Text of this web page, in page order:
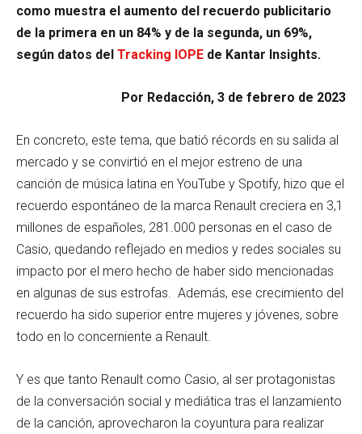
como muestra el aumento del recuerdo publicitario
de la primera en un 84% y de la segunda, un 69%,
según datos del Tracking IOPE de Kantar Insights.
Por Redacción, 3 de febrero de 2023
En concreto, este tema, que batió récords en su salida al
mercado y se convirtió en el mejor estreno de una
canción de música latina en YouTube y Spotify, hizo que el
recuerdo espontáneo de la marca Renault creciera en 3,1
millones de españoles, 281.000 personas en el caso de
Casio, quedando reflejado en medios y redes sociales su
impacto por el mero hecho de haber sido mencionadas
en algunas de sus estrofas. Además, ese crecimiento del
recuerdo ha sido superior entre mujeres y jóvenes, sobre
todo en lo concerniente a Renault.
Y es que tanto Renault como Casio, al ser protagonistas
de la conversación social y mediática tras el lanzamiento
de la canción, aprovecharon la coyuntura para realizar